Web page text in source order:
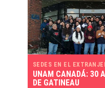
SEDES EN EL
UNAM CANADÁ: 30
DE GATINEAU